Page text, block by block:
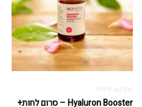
אפקט פלוס
Hyaluron Booster – סרום לחות+